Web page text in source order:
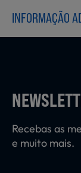
INFORMAÇÃO
Recebas as
e muito mais.